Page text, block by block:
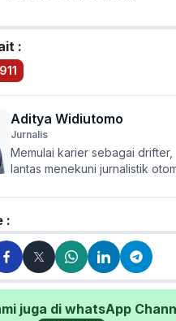
:
911
Aditya Widiutomo
Jurnalis
Memulai karier sebagai drifter,
lantas menekuni jurnalistik
Walau sering mereview...
:
juga di whatsApp